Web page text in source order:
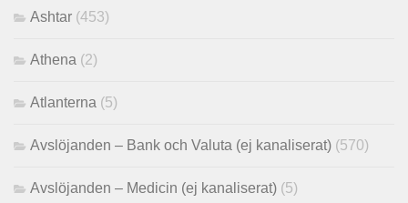
Ashtar (453)
Athena (2)
Atlanterna (5)
Avslöjanden – Bank och Valuta (ej kanaliserat) (570)
Avslöjanden – Medicin (ej kanaliserat) (5)